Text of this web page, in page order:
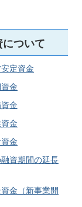
ついて
定資金
金
金
金
金
資期間の延長
金（新事業開